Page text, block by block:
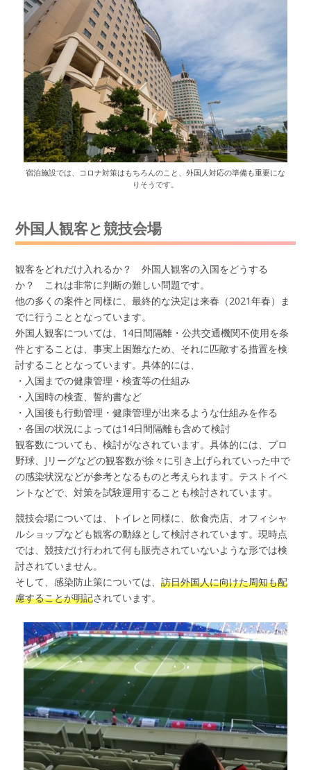
宿泊施設では、コロナ対策はもちろんのこと、外国人対応の準備も重要にな
りそうです。
外国人観客と競技会場
観客をどれだけ入れるか？ 外国人観客の入国をどうする
か？ これは非常に判断の難しい問題です。
他の多くの案件と同様に、最終的な決定は来春（2021年春）ま
でに行うこととなっています。
外国人観客については、14日間隔離・公共交通機関不使用を条
件とすることは、事実上困難なため、それに匹敵する措置を検
討することとなっています。具体的には、
・入国までの健康管理・検査等の仕組み
・入国時の検査、誓約書など
・入国後も行動管理・健康管理が出来るような仕組みを作る
・各国の状況によっては14日間隔離も含めて検討
観客数についても、検討がなされています。具体的には、プロ
野球、Jリーグなどの観客数が徐々に引き上げられていった中で
の感染状況などが参考となるものと考えられます。テストイベ
ントなどで、対策を試験運用することも検討されています。
競技会場については、トイレと同様に、飲食売店、オフィシャ
ルショップなども観客の動線として検討されています。現時点
では、競技だけ行われて何も販売されていないような形では検
討されていません。
そして、感染防止策については、 訪日外国人に向けた周知も配
慮することが明記されています。